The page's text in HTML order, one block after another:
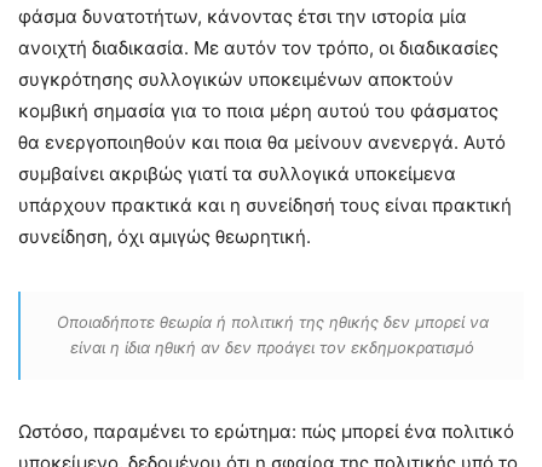
φάσμα δυνατοτήτων, κάνοντας έτσι την ιστορία μία
ανοιχτή διαδικασία. Με αυτόν τον τρόπο, οι διαδικασίες
συγκρότησης συλλογικών υποκειμένων αποκτούν
κομβική σημασία για το ποια μέρη αυτού του φάσματος
θα ενεργοποιηθούν και ποια θα μείνουν ανενεργά. Αυτό
συμβαίνει ακριβώς γιατί τα συλλογικά υποκείμενα
υπάρχουν πρακτικά και η συνείδησή τους είναι πρακτική
συνείδηση, όχι αμιγώς θεωρητική.
Οποιαδήποτε θεωρία ή πολιτική της ηθικής δεν μπορεί να
είναι η ίδια ηθική αν δεν προάγει τον εκδημοκρατισμό
Ωστόσο, παραμένει το ερώτημα: πώς μπορεί ένα πολιτικό